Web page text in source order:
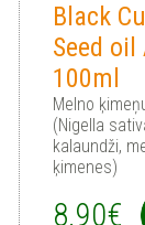
Black
Seed oil
100ml
Melno
(Nigella
kalaundži,
ķimenes)
8.90€